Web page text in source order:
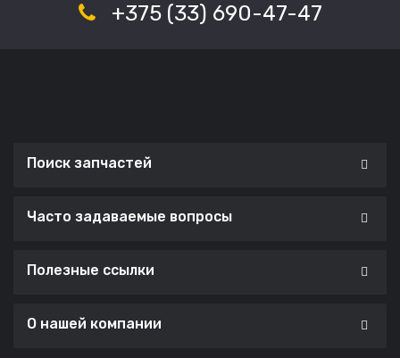
+375 (33) 690-47-47
Поиск запчастей
Часто задаваемые вопросы
Полезные ссылки
О нашей компании